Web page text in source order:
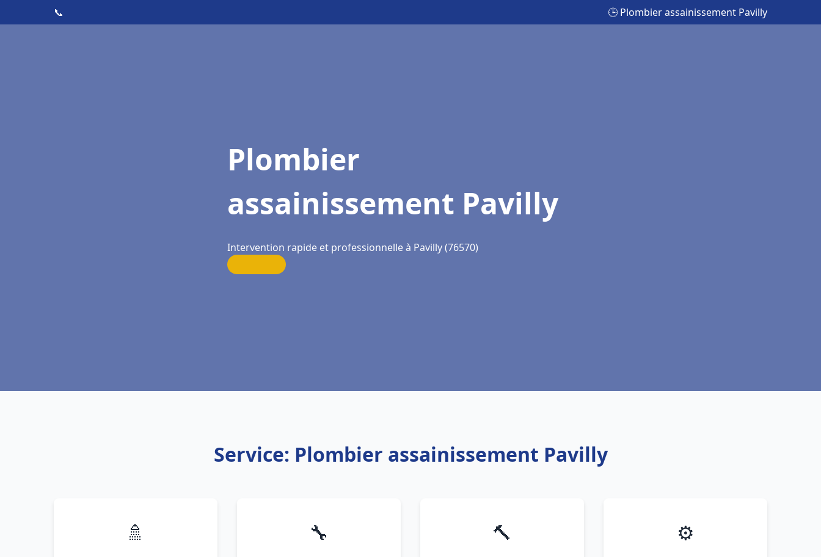
📞 🕒 Plombier assainissement Pavilly
Plombier
assainissement Pavilly
Intervention rapide et professionnelle à Pavilly (76570)
Service: Plombier assainissement Pavilly
🚿 🔧 🔨 ⚙️